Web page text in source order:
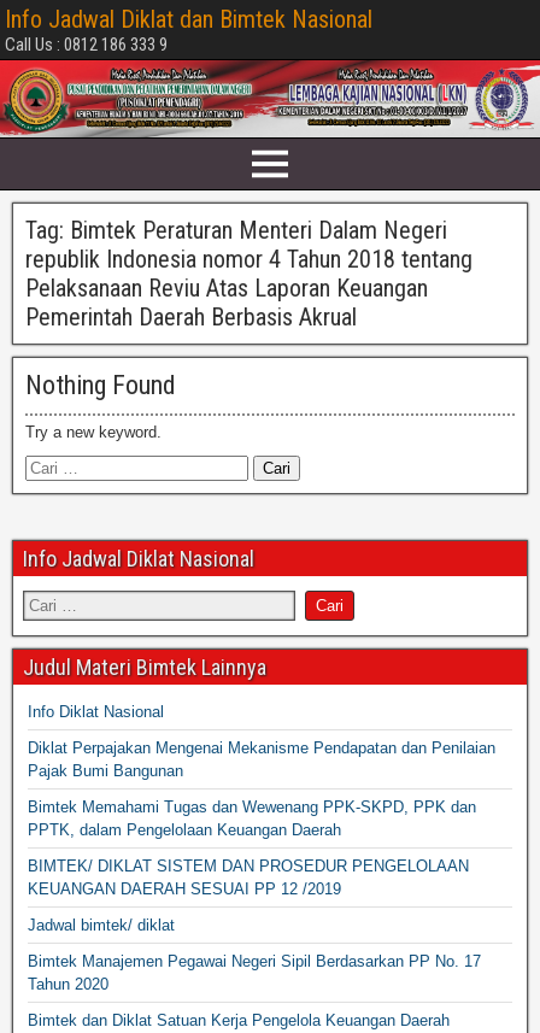
Info Jadwal Diklat dan Bimtek Nasional
Call Us : 0812 186 333 9
Tag: Bimtek Peraturan Menteri Dalam Negeri
republik Indonesia nomor 4 Tahun 2018 tentang
Pelaksanaan Reviu Atas Laporan Keuangan
Pemerintah Daerah Berbasis Akrual
Nothing Found
Try a new keyword.
Info Jadwal Diklat Nasional
Judul Materi Bimtek Lainnya
Info Diklat Nasional
Diklat Perpajakan Mengenai Mekanisme Pendapatan dan Penilaian
Pajak Bumi Bangunan
Bimtek Memahami Tugas dan Wewenang PPK-SKPD, PPK dan
PPTK, dalam Pengelolaan Keuangan Daerah
BIMTEK/ DIKLAT SISTEM DAN PROSEDUR PENGELOLAAN
KEUANGAN DAERAH SESUAI PP 12 /2019
Jadwal bimtek/ diklat
Bimtek Manajemen Pegawai Negeri Sipil Berdasarkan PP No. 17
Tahun 2020
Bimtek dan Diklat Satuan Kerja Pengelola Keuangan Daerah